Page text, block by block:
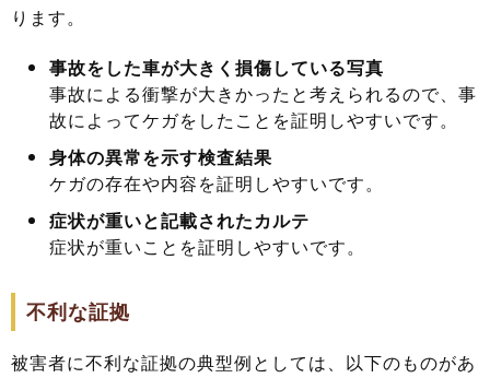
ります。
事故をした車が大きく損傷している写真
事故による衝撃が大きかったと考えられるので、事
故によってケガをしたことを証明しやすいです。
身体の異常を示す検査結果
ケガの存在や内容を証明しやすいです。
症状が重いと記載されたカルテ
症状が重いことを証明しやすいです。
不利な証拠
被害者に不利な証拠の典型例としては、以下のものがあ